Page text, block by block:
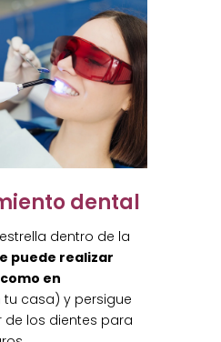
dental
dentro de la
puede realizar
en
tu casa) y persigue
los dientes para